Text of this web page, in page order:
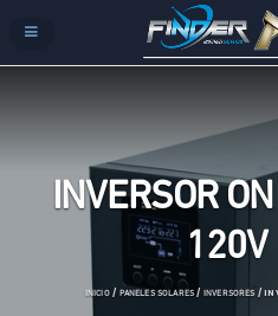
INVERSOR
120V
INICIO/ PANELES SOLARES/ INVERSORES/